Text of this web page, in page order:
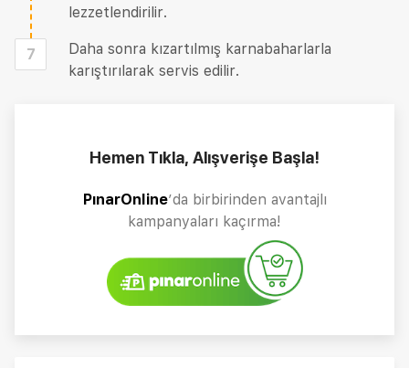
lezzetlendirilir.
7
Daha sonra kızartılmış karnabaharlarla
karıştırılarak servis edilir.
Hemen Tıkla, Alışverişe Başla!
PınarOnline’da birbirinden avantajlı
kampanyaları kaçırma!